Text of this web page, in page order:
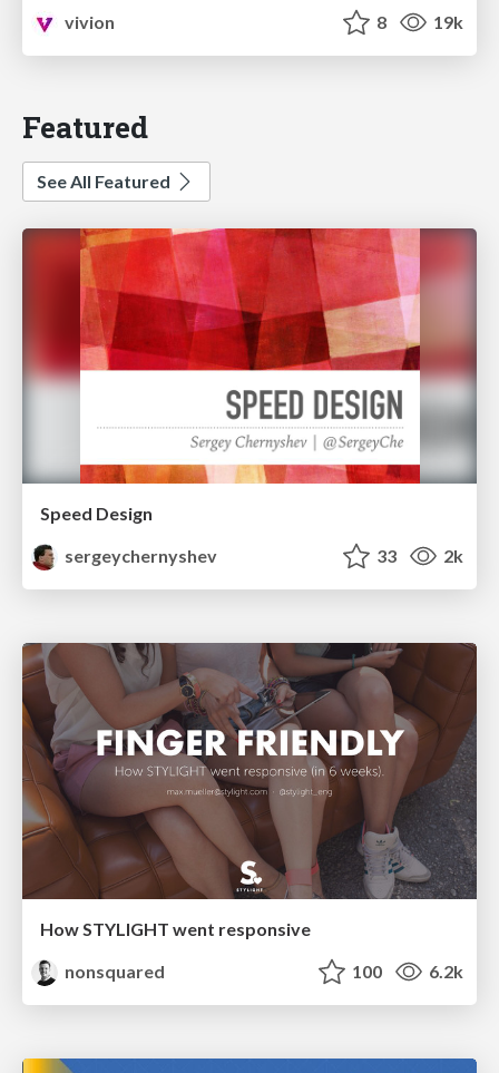
vivion
8 19k
Featured
See All Featured
Speed Design
sergeychernyshev
33 2k
How STYLIGHT went responsive
nonsquared
100 6.2k